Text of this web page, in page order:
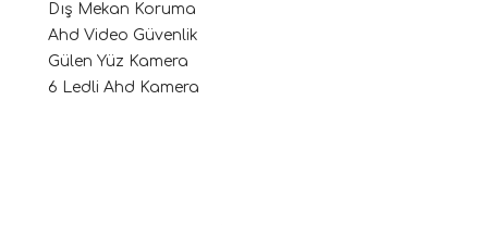
Dış Mekan Koruma
Ahd Video Güvenlik
Gülen Yüz Kamera
6 Ledli Ahd Kamera